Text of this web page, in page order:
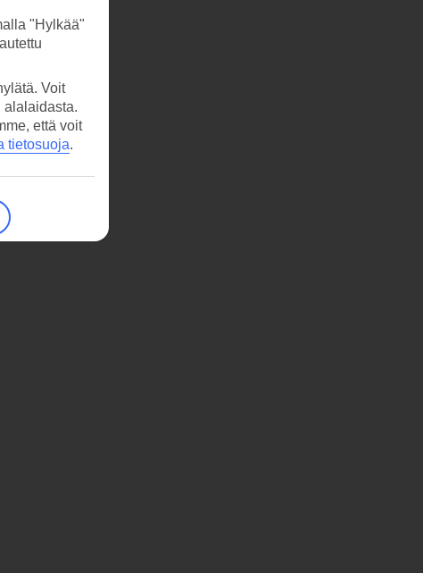
"Hylkää"
Voit
alalaidasta.
että voit
tietosuoja.